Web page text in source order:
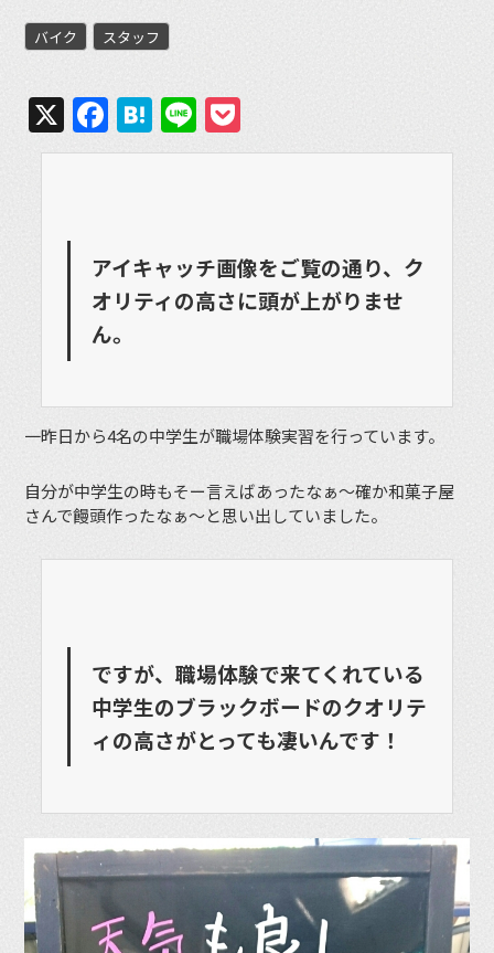
バイク スタッフ
X Facebook
Hatena
Line
アイキャッチ画像をご覧の通り、ク
オリティの高さに頭が上がりませ
ん。
一昨日から4名の中学生が職場体験実習を行っています。
自分が中学生の時もそー言えばあったなぁ～確か和菓子屋
さんで饅頭作ったなぁ～と思い出していました。
ですが、職場体験で来てくれている
中学生のブラックボードのクオリテ
ィの高さがとっても凄いんです！